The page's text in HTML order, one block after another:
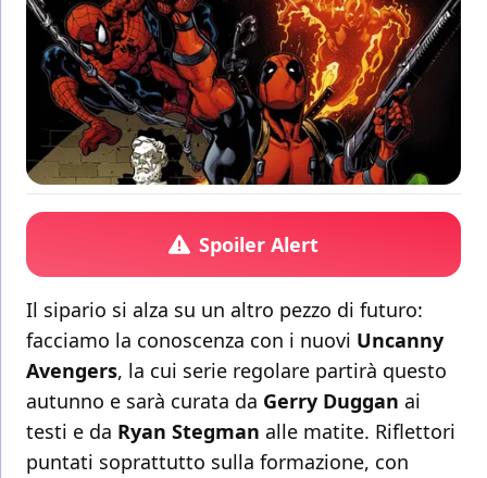
Spoiler Alert
Il sipario si alza su un altro pezzo di futuro:
facciamo la conoscenza con i nuovi Uncanny
Avengers, la cui serie regolare partirà questo
autunno e sarà curata da Gerry Duggan ai
testi e da Ryan Stegman alle matite. Riflettori
puntati soprattutto sulla formazione, con